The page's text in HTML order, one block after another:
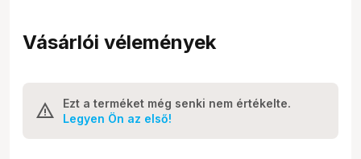
Vásárlói vélemények
Ezt a terméket még senki nem értékelte.
Legyen Ön az első!